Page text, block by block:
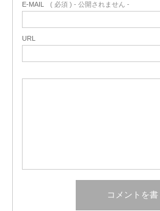
E-MAIL ( 必須 ) - 公開されません -
URL